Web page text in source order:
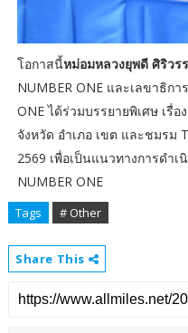
โอกาสนี้หม่อมหลวงยุพดี ศิริวร
NUMBER ONE และเลขาธิก
ONE ได้ร่วมบรรยายพิเศษ เรื่
จังหวัด อำเภอ เขต และชมรม
2569 เพื่อเป็นแนวทางการดำ
NUMBER ONE
Tags # Other
Share This